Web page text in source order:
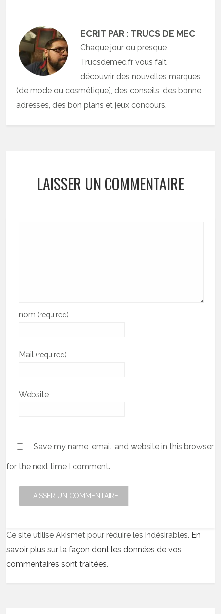
ECRIT PAR : TRUCS DE MEC
Chaque jour ou presque
Trucsdemec.fr vous fait
découvrir des nouvelles marques
(de mode ou cosmétique), des conseils, des bonne
adresses, des bon plans et jeux concours.
LAISSER UN COMMENTAIRE
nom (required)
Mail (required)
Website
Save my name, email, and website in this browser
for the next time I comment.
Ce site utilise Akismet pour réduire les indésirables. En
savoir plus sur la façon dont les données de vos
commentaires sont traitées.